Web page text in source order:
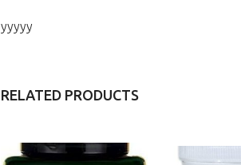
yyyyy
RELATED PRODUCTS